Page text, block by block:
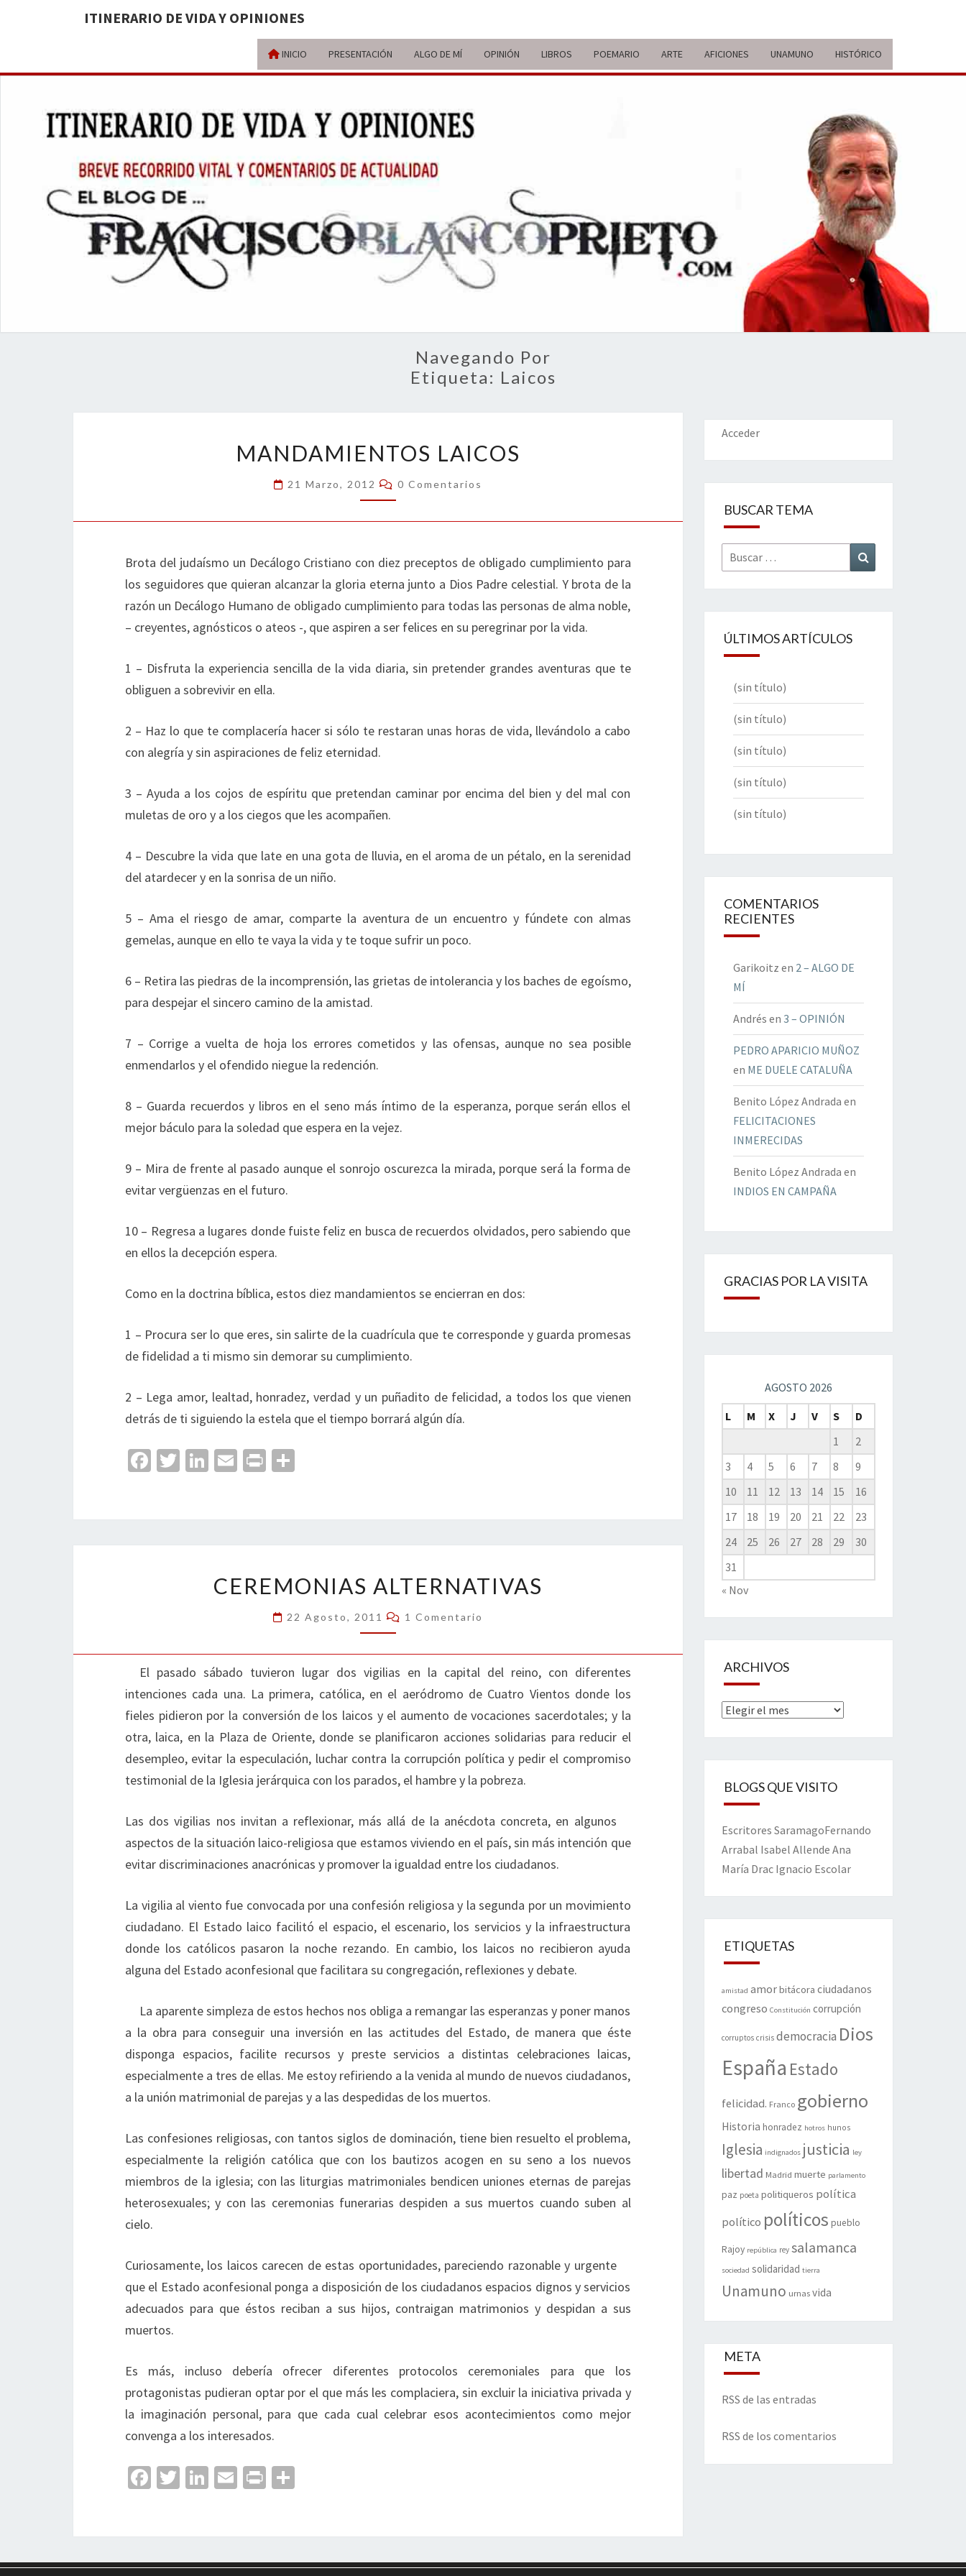
ITINERARIO DE VIDA Y OPINIONES
INICIO PRESENTACIÓN ALGO DE MÍ OPINIÓN LIBROS POEMARIO ARTE AFICIONES UNAMUNO HISTÓRICO
ITINERARIO
DE VIDA Y
OPINIONES
BREVE
RECORRIDO
VITAL Y
COMENTARIOS
ACTUALIDAD
Navegando Por
Etiqueta: Laicos
LAICOS
MANDAMIENTOS LAICOS
21 Marzo, 2012 Comentarios
0 Comentarios
Brota del judaísmo un Decálogo Cristiano con diez preceptos de obligado cumplimiento para
los seguidores que quieran alcanzar la gloria eterna junto a Dios Padre celestial. Y brota de la
razón un Decálogo Humano de obligado cumplimiento para todas las personas de alma noble,
– creyentes, agnósticos o ateos -, que aspiren a ser felices en su peregrinar por la vida.
1 – Disfruta la experiencia sencilla de la vida diaria, sin pretender grandes aventuras que te
obliguen a sobrevivir en ella.
2 – Haz lo que te complacería hacer si sólo te restaran unas horas de vida, llevándolo a cabo
con alegría y sin aspiraciones de feliz eternidad.
3 – Ayuda a los cojos de espíritu que pretendan caminar por encima del bien y del mal con
muletas de oro y a los ciegos que les acompañen.
4 – Descubre la vida que late en una gota de lluvia, en el aroma de un pétalo, en la serenidad
del atardecer y en la sonrisa de un niño.
5 – Ama el riesgo de amar, comparte la aventura de un encuentro y fúndete con almas
gemelas, aunque en ello te vaya la vida y te toque sufrir un poco.
6 – Retira las piedras de la incomprensión, las grietas de intolerancia y los baches de egoísmo,
para despejar el sincero camino de la amistad.
7 – Corrige a vuelta de hoja los errores cometidos y las ofensas, aunque no sea posible
enmendarlos y el ofendido niegue la redención.
8 – Guarda recuerdos y libros en el seno más íntimo de la esperanza, porque serán ellos el
mejor báculo para la soledad que espera en la vejez.
9 – Mira de frente al pasado aunque el sonrojo oscurezca la mirada, porque será la forma de
evitar vergüenzas en el futuro.
10 – Regresa a lugares donde fuiste feliz en busca de recuerdos olvidados, pero sabiendo que
en ellos la decepción espera.
Como en la doctrina bíblica, estos diez mandamientos se encierran en dos:
1 – Procura ser lo que eres, sin salirte de la cuadrícula que te corresponde y guarda promesas
de fidelidad a ti mismo sin demorar su cumplimiento.
2 – Lega amor, lealtad, honradez, verdad y un puñadito de felicidad, a todos los que vienen
detrás de ti siguiendo la estela que el tiempo borrará algún día.
Fa
o
T
Li
n
E
Pr
ar
tir
ALTERNATIVAS
CEREMONIAS ALTERNATIVAS
22 Agosto, 2011 Comentarios
1 Comentario
El pasado sábado tuvieron lugar dos vigilias en la capital del reino, con diferentes
intenciones cada una. La primera, católica, en el aeródromo de Cuatro Vientos donde los
fieles pidieron por la conversión de los laicos y el aumento de vocaciones sacerdotales; y la
otra, laica, en la Plaza de Oriente, donde se planificaron acciones solidarias para reducir el
desempleo, evitar la especulación, luchar contra la corrupción política y pedir el compromiso
testimonial de la Iglesia jerárquica con los parados, el hambre y la pobreza.
Las dos vigilias nos invitan a reflexionar, más allá de la anécdota concreta, en algunos
aspectos de la situación laico-religiosa que estamos viviendo en el país, sin más intención que
evitar discriminaciones anacrónicas y promover la igualdad entre los ciudadanos.
La vigilia al viento fue convocada por una confesión religiosa y la segunda por un movimiento
ciudadano. El Estado laico facilitó el espacio, el escenario, los servicios y la infraestructura
donde los católicos pasaron la noche rezando. En cambio, los laicos no recibieron ayuda
alguna del Estado aconfesional que facilitara su congregación, reflexiones y debate.
La aparente simpleza de estos hechos nos obliga a remangar las esperanzas y poner manos
a la obra para conseguir una inversión en las actitudes del Estado, de manera que éste
disponga espacios, facilite recursos y preste servicios a distintas celebraciones laicas,
especialmente a tres de ellas. Me estoy refiriendo a la venida al mundo de nuevos ciudadanos,
a la unión matrimonial de parejas y a las despedidas de los muertos.
Las confesiones religiosas, con tantos siglos de dominación, tiene bien resuelto el problema,
especialmente la religión católica que con los bautizos acogen en su seno a los nuevos
miembros de la iglesia; con las liturgias matrimoniales bendicen uniones eternas de parejas
heterosexuales; y con las ceremonias funerarias despiden a sus muertos cuando suben al
cielo.
Curiosamente, los laicos carecen de estas oportunidades, pareciendo razonable y urgente
que el Estado aconfesional ponga a disposición de los ciudadanos espacios dignos y servicios
adecuados para que éstos reciban a sus hijos, contraigan matrimonios y despidan a sus
muertos.
Es más, incluso debería ofrecer diferentes protocolos ceremoniales para que los
protagonistas pudieran optar por el que más les complaciera, sin excluir la iniciativa privada y
la imaginación personal, para que cada cual celebrar esos acontecimientos como mejor
convenga a los interesados.
Fa
o
T
Li
n
E
Pr
ar
Acceder
BUSCAR TEMA
Buscar
por:
ÚLTIMOS ARTÍCULOS
(sin título)
(sin título)
(sin título)
(sin título)
(sin título)
COMENTARIOS
RECIENTES
Garikoitz en 2 – ALGO DE
MÍ
Andrés en 3 – OPINIÓN
PEDRO APARICIO MUÑOZ
en ME DUELE CATALUÑA
Benito López Andrada en
FELICITACIONES
INMERECIDAS
Benito López Andrada en
INDIOS EN CAMPAÑA
GRACIAS POR LA VISITA
AGOSTO 2026
L
M X J V S
D
1
2
3
4 5 6 7 8
9
10
11 12 13 14 15
16
17
18 19 20 21 22
23
24
25 26 27 28 29
30
31
« Nov
ARCHIVOS
Archivos
BLOGS QUE VISITO
Escritores SaramagoFernando
Arrabal Isabel Allende Ana
María Drac Ignacio Escolar
ETIQUETAS
amistad amorbitácora ciudadanos
congreso Constitución corrupción
corruptos crisis democracia Dios
España Estado
felicidad. Franco gobierno
Historia honradez hotros hunos
Iglesia indignados justicia ley
libertad Madrid muerte parlamento
paz poeta politiqueros política
político políticos pueblo
Rajoy república rey salamanca
sociedad solidaridad tierra
Unamuno urnas vida
META
RSS de las entradas
RSS de los comentarios